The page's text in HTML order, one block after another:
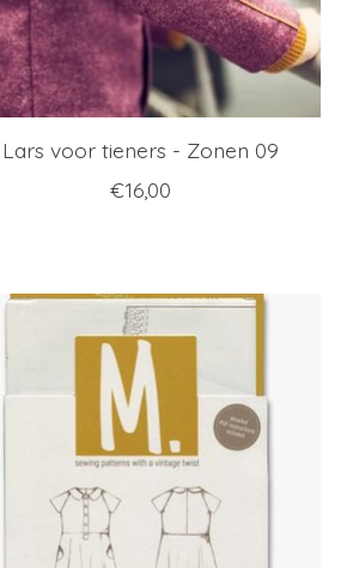
Lars voor tieners - Zonen 09
€16,00